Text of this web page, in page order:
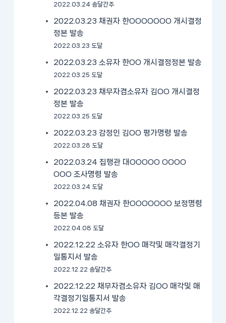
2022.03.24 송달간주
2022.03.23 채권자 한OOOOOOO 개시결정
정본 발송
2022.03.23 도달
2022.03.23 소유자 한OO 개시결정정본 발송
2022.03.25 도달
2022.03.23 채무자겸소유자 김OO 개시결정
정본 발송
2022.03.25 도달
2022.03.23 감정인 김OO 평가명령 발송
2022.03.28 도달
2022.03.24 집행관 대OOOOO OOOO
OOO 조사명령 발송
2022.03.24 도달
2022.04.08 채권자 한OOOOOOO 보정명령
등본 발송
2022.04.08 도달
2022.12.22 소유자 한OO 매각및 매각결정기
일통지서 발송
2022.12.22 송달간주
2022.12.22 채무자겸소유자 김OO 매각및 매
각결정기일통지서 발송
2022.12.22 송달간주